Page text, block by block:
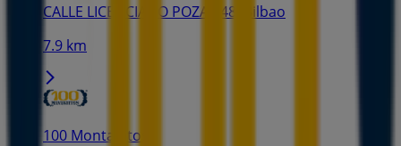
CALLE LICENCIADO POZAS 48, Bilbao
7.9 km
100 Montaditos